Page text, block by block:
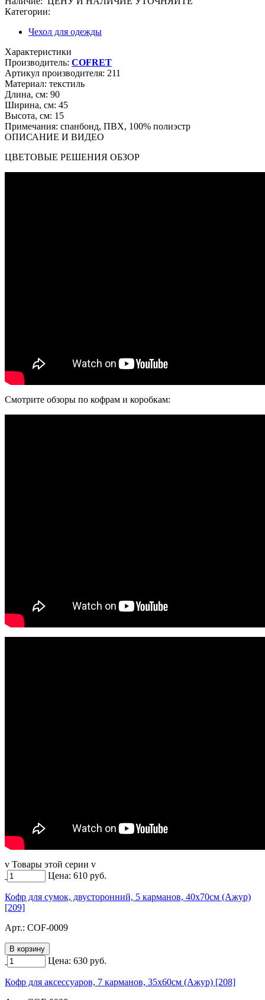
Категории:
Чехол для одежды
Характеристики
Производитель: COFRET
Артикул производителя: 211
Материал: текстиль
Длина, см: 90
Ширина, см: 45
Высота, см: 15
Примечания: спанбонд, ПВХ, 100% полиэстр
ОПИСАНИЕ И ВИДЕО
ЦВЕТОВЫЕ РЕШЕНИЯ ОБЗОР
Смотрите обзоры по кофрам и коробкам:
v Товары этой серии v
Цена: 610 руб.
Кофр для сумок, двусторонний, 5 карманов, 40х70см (Ажур)
[209]
Арт.: COF-0009
Цена: 630 руб.
Кофр для аксессуаров, 7 карманов, 35х60см (Ажур) [208]